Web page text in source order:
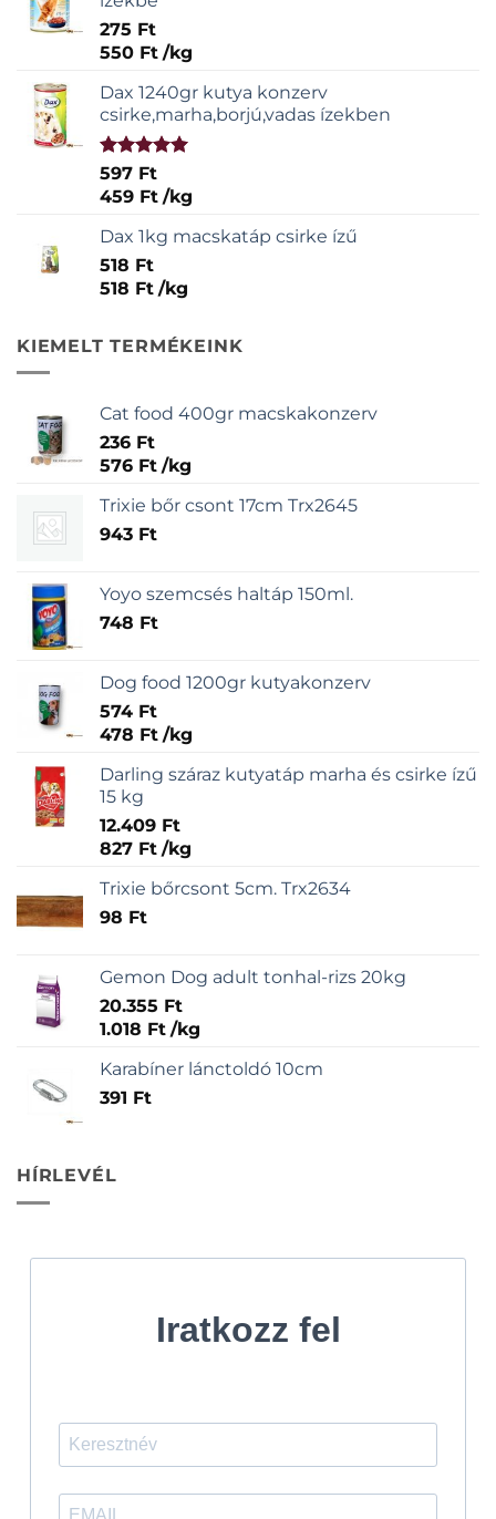
275 Ft
550 Ft /kg
Dax 1240gr kutya konzerv
csirke,marha,borjú,vadas ízekben
Értékelés:
5.00/ 5
597 Ft
459 Ft /kg
Dax 1kg macskatáp csirke ízű
518 Ft
518 Ft /kg
KIEMELT TERMÉKEINK
Cat food 400gr macskakonzerv
236 Ft
576 Ft /kg
Trixie bőr csont 17cm Trx2645
943 Ft
Yoyo szemcsés haltáp 150ml.
748 Ft
Dog food 1200gr kutyakonzerv
574 Ft
478 Ft /kg
Darling száraz kutyatáp marha és csirke ízű
15 kg
12.409 Ft
827 Ft /kg
Trixie bőrcsont 5cm. Trx2634
98 Ft
Gemon Dog adult tonhal-rizs 20kg
20.355 Ft
1.018 Ft /kg
Karabíner lánctoldó 10cm
391 Ft
HÍRLEVÉL
Iratkozz fel